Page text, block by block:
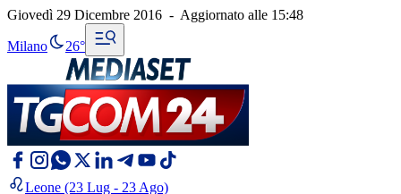
Giovedì 29 Dicembre 2016 - Aggiornato alle 15:48
Milano 26°
Leone (23 Lug - 23 Ago)